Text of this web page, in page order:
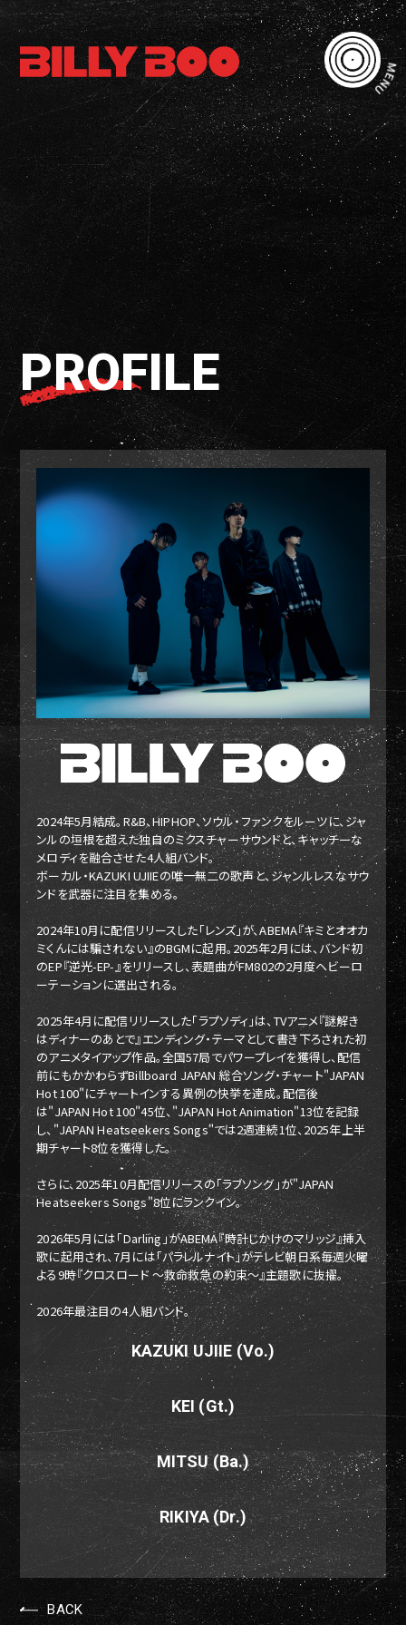
MENU
PROFILE
2024年5月結成。R&B、HIPHOP、ソウル・ファンクをルーツに、ジャ
ンルの垣根を超えた独自のミクスチャーサウンドと、キャッチーな
メロディを融合させた4人組バンド。
ボーカル・KAZUKI UJIIEの唯一無二の歌声と、ジャンルレスなサウ
ンドを武器に注目を集める。
2024年10月に配信リリースした「レンズ」が、ABEMA『キミとオオカ
ミくんには騙されない』のBGMに起用。2025年2月には、バンド初
のEP『逆光-EP-』をリリースし、表題曲がFM802の2月度ヘビーロ
ーテーションに選出される。
2025年4月に配信リリースした「ラプソディ」は、TVアニメ『謎解き
はディナーのあとで』エンディング・テーマとして書き下ろされた初
のアニメタイアップ作品。全国57局でパワープレイを獲得し、配信
前にもかかわらずBillboard JAPAN 総合ソング・チャート"JAPAN
Hot 100"にチャートインする異例の快挙を達成。配信後
は"JAPAN Hot 100"45位、"JAPAN Hot Animation"13位を記録
し、"JAPAN Heatseekers Songs"では2週連続1位、2025年上半
期チャート8位を獲得した。
さらに、2025年10月配信リリースの「ラブソング」が"JAPAN
Heatseekers Songs"8位にランクイン。
2026年5月には「Darling」がABEMA『時計じかけのマリッジ』挿入
歌に起用され、7月には「パラレルナイト」がテレビ朝日系毎週火曜
よる9時『クロスロード ～救命救急の約束～』主題歌に抜擢。
2026年最注目の4人組バンド。
KAZUKI UJIIE (Vo.)
KEI (Gt.)
MITSU (Ba.)
RIKIYA (Dr.)
BACK